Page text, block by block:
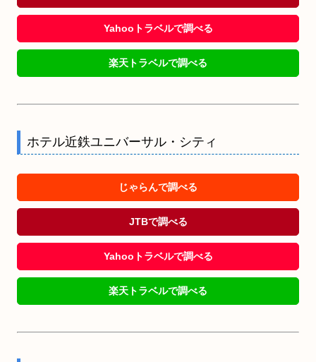
Yahooトラベルで調べる
楽天トラベルで調べる
ホテル近鉄ユニバーサル・シティ
じゃらんで調べる
JTBで調べる
Yahooトラベルで調べる
楽天トラベルで調べる